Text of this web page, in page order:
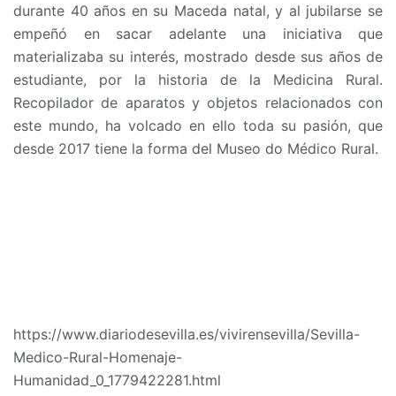
durante 40 años en su Maceda natal, y al jubilarse se
empeñó en sacar adelante una iniciativa que
materializaba su interés, mostrado desde sus años de
estudiante, por la historia de la Medicina Rural.
Recopilador de aparatos y objetos relacionados con
este mundo, ha volcado en ello toda su pasión, que
desde 2017 tiene la forma del Museo do Médico Rural.
https://www.diariodesevilla.es/vivirensevilla/Sevilla-
Medico-Rural-Homenaje-
Humanidad_0_1779422281.html